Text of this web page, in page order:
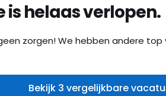
is helaas verlopen.
zorgen! We hebben andere
Bekijk 3 vergelijkbare